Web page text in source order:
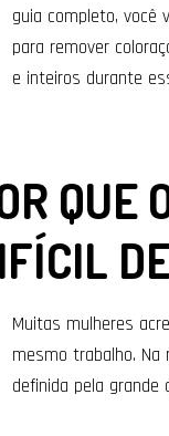
guia completo, você
para remover
e inteiros durante
QUE
Muitas mulheres
mesmo trabalho.
definida pela